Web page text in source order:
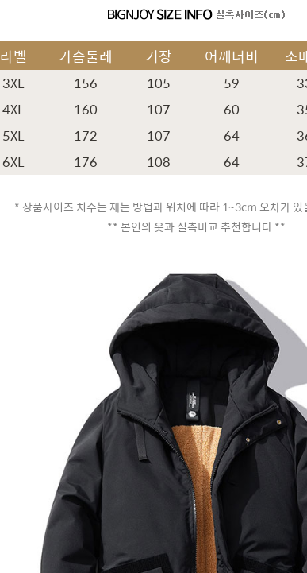
라벨 가슴둘레 기장 어깨너비 소
3XL 156 105 59
4XL 160 107 60
5XL 172 107 64
6XL 176 108 64
* 상품사이즈 치수는 재는 방법과 위치에 따라 1~3cm 오차가 있
** 본인의 옷과 실측비교 추천합니다 **